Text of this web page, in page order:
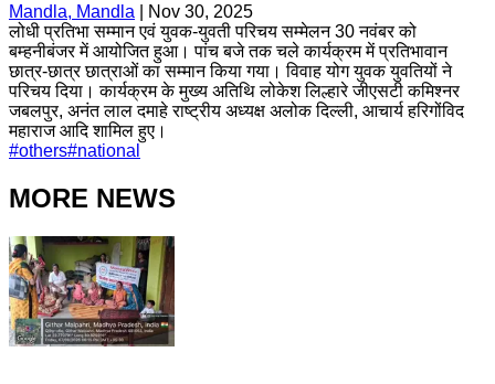
Mandla, Mandla
Nov 30, 2025
लोधी प्रतिभा सम्मान एवं युवक-युवती परिचय सम्मेलन 30 नवंबर को
बम्हनीबंजर में आयोजित हुआ। पांच बजे तक चले कार्यक्रम में प्रतिभावान
छात्र-छात्र छात्राओं का सम्मान किया गया। विवाह योग युवक युवतियों ने
परिचय दिया। कार्यक्रम के मुख्य अतिथि लोकेश लिल्हारे जीएसटी कमिश्नर
जबलपुर, अनंत लाल दमाहे राष्ट्रीय अध्यक्ष अलोक दिल्ली, आचार्य हरिगोंविद
महाराज आदि शामिल हुए।
#others#national
MORE NEWS